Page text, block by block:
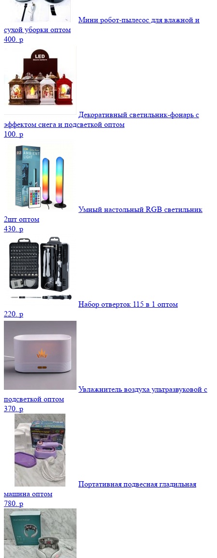
Мини робот-пылесос для влажной и
сухой уборки оптом
400. p
Декоративный светильник-фонарь с
эффектом снега и подсветкой оптом
100. p
Умный настольный RGB светильник
2шт оптом
430. p
Набор отверток 115 в 1 оптом
220. p
Увлажнитель воздуха ультразвуковой с
подсветкой оптом
370. p
Портативная подвесная гладильная
машина оптом
780. p